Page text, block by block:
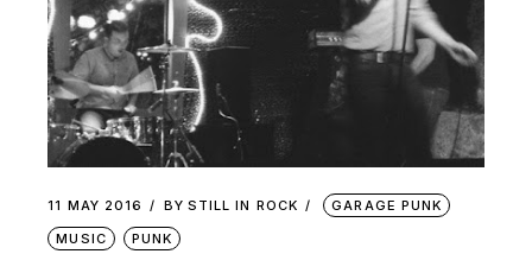
11 MAY 2016 BY STILL IN ROCK
GARAGE PUNK
MUSIC
PUNK